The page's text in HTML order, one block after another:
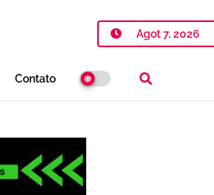
Agot 7, 2026
Contato